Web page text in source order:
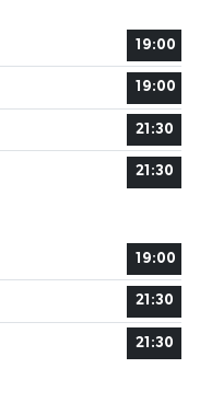
19:00
19:00
21:30
21:30
19:00
21:30
21:30